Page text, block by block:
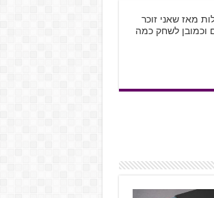
מאז שאני זוכר
וכמובן לשחק כמה